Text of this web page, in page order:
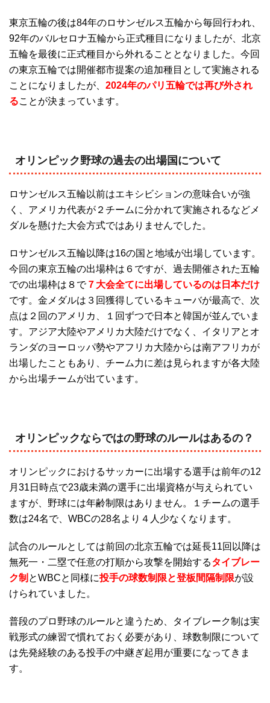
東京五輪の後は84年のロサンゼルス五輪から毎回行われ、
92年のバルセロナ五輪から正式種目になりましたが、北京
五輪を最後に正式種目から外れることとなりました。今回
の東京五輪では開催都市提案の追加種目として実施される
ことになりましたが、 2024年のパリ五輪では再び外され
ることが決まっています。
オリンピック野球の過去の出場国について
ロサンゼルス五輪以前はエキシビションの意味合いが強
く、アメリカ代表が２チームに分かれて実施されるなどメ
ダルを懸けた大会方式ではありませんでした。
ロサンゼルス五輪以降は16の国と地域が出場しています。
今回の東京五輪の出場枠は６ですが、過去開催された五輪
での出場枠は８で７大会全てに出場しているのは日本だけ
です。金メダルは３回獲得しているキューバが最高で、次
点は２回のアメリカ、１回ずつで日本と韓国が並んでいま
す。アジア大陸やアメリカ大陸だけでなく、イタリアとオ
ランダのヨーロッパ勢やアフリカ大陸からは南アフリカが
出場したこともあり、チーム力に差は見られますが各大陸
から出場チームが出ています。
オリンピックならではの野球のルールはあるの？
オリンピックにおけるサッカーに出場する選手は前年の12
月31日時点で23歳未満の選手に出場資格が与えられてい
ますが、野球には年齢制限はありません。１チームの選手
数は24名で、WBCの28名より４人少なくなります。
試合のルールとしては前回の北京五輪では延長11回以降は
無死一・二塁で任意の打順から攻撃を開始するタイブレー
ク制 とWBCと同様に投手の球数制限と登板間隔制限が設
けられていました。
普段のプロ野球のルールと違うため、タイブレーク制は実
戦形式の練習で慣れておく必要があり、球数制限について
は先発経験のある投手の中継ぎ起用が重要になってきま
す。